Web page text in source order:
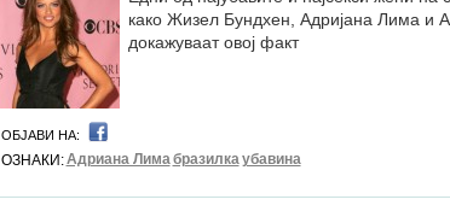
како Жизел Бундхен, Адријана Лима и
докажуваат овој факт
ОБЈАВИ НА:
ОЗНАКИ:Адриана Лимабразилкаубавина